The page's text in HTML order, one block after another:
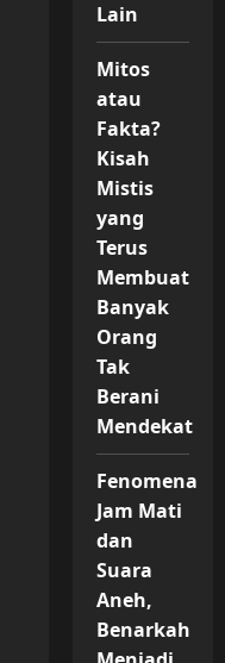
Lain
Mitos
atau
Fakta?
Kisah
Mistis
yang
Terus
Membuat
Banyak
Orang
Tak
Berani
Mendekat
Fenomena
Jam Mati
dan
Suara
Aneh,
Benarkah